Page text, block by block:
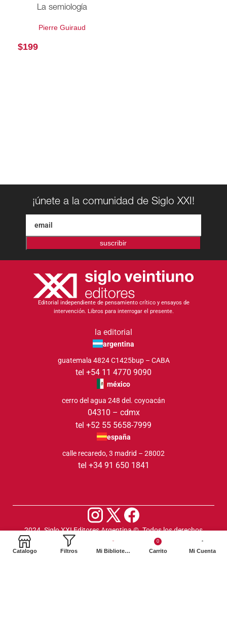
La semiología
Pierre Guiraud
$199
¡únete a la comunidad de Siglo XXI!
suscribir
Editorial independiente de pensamiento crítico y ensayos de
intervención. Libros para interrogar el presente.
la editorial
argentina
guatemala 4824 C1425bup – CABA
tel +54 11 4770 9090
méxico
cerro del agua 248 del. coyoacán
04310 – cdmx
tel +52 55 5658-7999
españa
calle recaredo, 3 madrid – 28002
tel +34 91 650 1841
2024. Siglo XXI Editores Argentina ©️. Todos los derechos
reservados
Catalogo Filtros Mi Biblioteca
0
Carrito Mi Cuenta